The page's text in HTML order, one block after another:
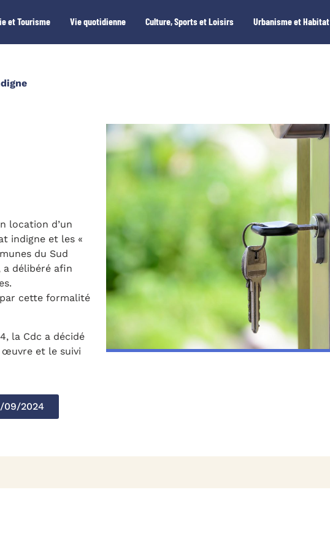
et Tourisme Vie quotidienne Culture, Sports et Loisirs Urbanisme et Habitat
location d’un
indigne et les «
du Sud
a délibéré afin
cette formalité
la Cdc a décidé
œuvre et le suivi
09/2024